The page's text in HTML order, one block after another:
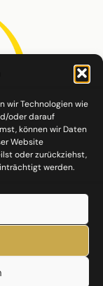
wir Technologien wie
oder darauf
können wir Daten
Website
oder zurückziehst,
werden.